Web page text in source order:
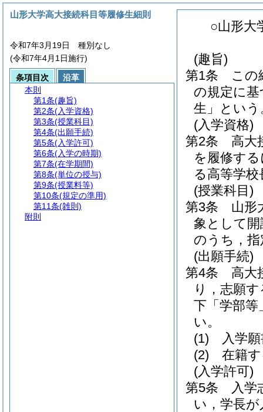
○山形大
(趣旨)
第1条
この
の規定に基
生」という
(入学資格)
第2条
高大
を履修す
る高等学
(授業科目)
第3条
山形
象として
のうち，
(出願手続)
第4条
高大
り，志願
下「学部
い。
(1)
入学
(2)
在籍
(入学許可)
第5条
入学
い，学長
山形大学高大接続科目等履修生細則
令和7年3月19日 種別なし
(令和7年4月1日施行)
条項目次
沿革
本則
第1条(趣旨)
第2条(入学資格)
第3条(授業科目)
第4条(出願手続)
第5条(入学許可)
第6条(入学の時期)
第7条(在学期間)
第8条(単位の授与)
第9条(授業料等)
第10条(規定の準用)
第11条(雑則)
附則